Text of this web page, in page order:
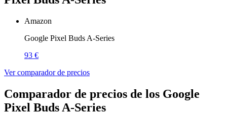
Amazon
Google Pixel Buds A-Series
93 €
Ver comparador de precios
Comparador de precios de los Google
Pixel Buds A-Series